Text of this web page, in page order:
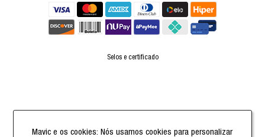
Selos e certificado
Mavic e os cookies: Nós usamos cookies para personalizar